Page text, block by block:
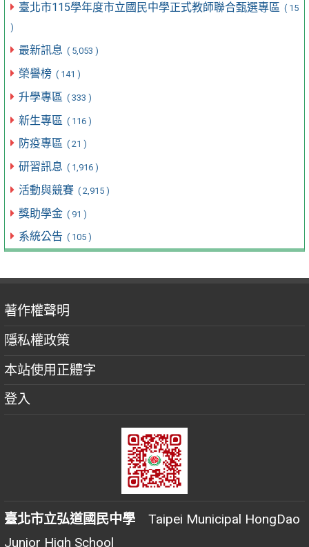
臺北市115學年度市立國民中學正式教師聯合甄選專區 ( 15
)
最新訊息 ( 5,053 )
榮譽榜 ( 141 )
升學專區 ( 333 )
新生專區 ( 116 )
防疫專區 ( 21 )
研習訊息 ( 1,916 )
活動與競賽 ( 2,915 )
獎助學金 ( 91 )
系統公告 ( 105 )
著作權聲明
隱私權政策
本站使用正體字
登入
臺北市立弘道國民中學 Taipei Municipal HongDao
Junior High School